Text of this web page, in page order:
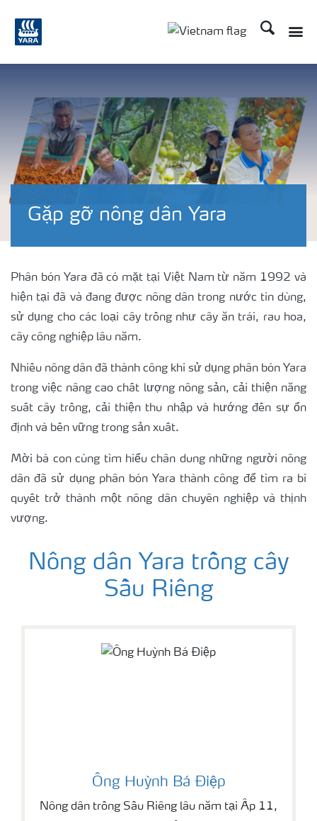
Tìm kiếm
Gặp gỡ nông dân Yara
Phân bón Yara đã có mặt tại Việt Nam từ năm 1992 và
hiện tại đã và đang được nông dân trong nước tin dùng,
sử dụng cho các loại cây trồng như cây ăn trái, rau hoa,
cây công nghiệp lâu năm.
Nhiều nông dân đã thành công khi sử dụng phân bón Yara
trong việc nâng cao chất lượng nông sản, cải thiện năng
suất cây trồng, cải thiện thu nhập và hướng đến sự ổn
định và bền vững trong sản xuất.
Mời bà con cùng tìm hiểu chân dung những người nông
dân đã sử dụng phân bón Yara thành công để tìm ra bí
quyết trở thành một nông dân chuyên nghiệp và thịnh
vượng.
Nông dân Yara trồng cây
Sầu Riêng
Ông Huỳnh Bá Điệp
Nông dân trồng Sầu Riêng lâu năm tại Ấp 11,